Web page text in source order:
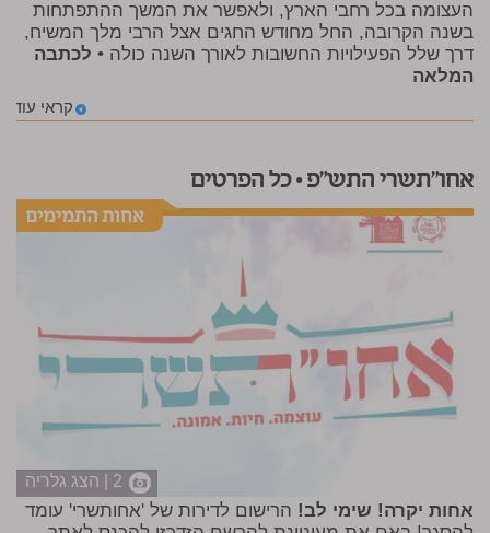
העצומה בכל רחבי הארץ, ולאפשר את המשך ההתפתחות
בשנה הקרובה, החל מחודש החגים אצל הרבי מלך המשיח,
דרך שלל הפעילויות החשובות לאורך השנה כולה • לכתבה
המלאה
קראי עוד
אחו"תשרי התש"פ • כל הפרטים
2 | הצג גלריה
אחות יקרה! שימי לב! הרישום לדירות של 'אחותשרי' עומד